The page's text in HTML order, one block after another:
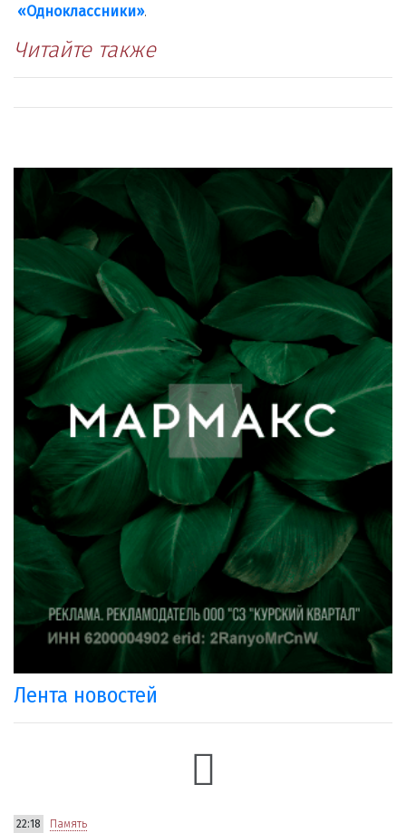
«Одноклассники».
Читайте также
Лента новостей
22:18 Память